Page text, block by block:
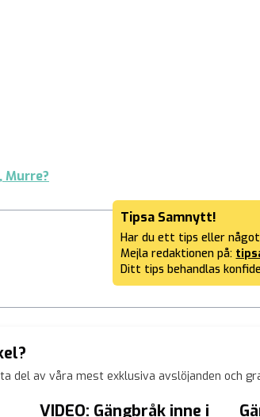
Murre?
Tipsa Samnytt!
Har du ett tips eller
Mejla redaktionen på:
Ditt tips behandlas
del av våra mest exklusiva avslöjanden och
VIDEO: Gängbråk inne i